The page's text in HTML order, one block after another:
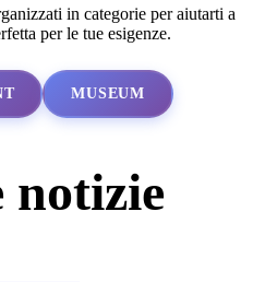
in categorie per aiutarti a
per le tue esigenze.
MUSEUM
notizie